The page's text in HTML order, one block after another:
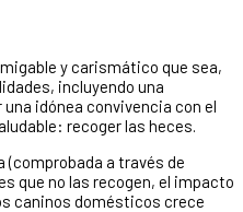
y carismático que sea,
incluyendo una
idónea convivencia con el
recoger las heces.
(comprobada a través de
que no las recogen, el impacto
caninos domésticos crece